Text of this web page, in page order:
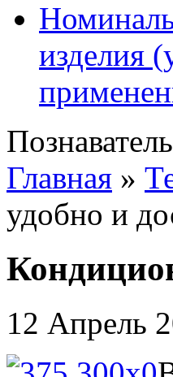
изделия
Главная »
удобно и
12 Апрель